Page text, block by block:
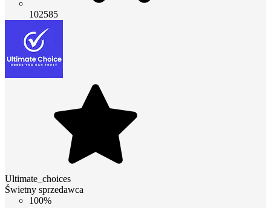
102585
Ultimate_choices
Świetny sprzedawca
100%